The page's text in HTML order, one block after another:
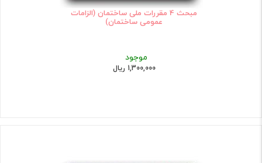
مبحث 4 مقررات ملی ساختمان (الزامات
عمومی ساختمان)
موجود
1,300,000 ریال